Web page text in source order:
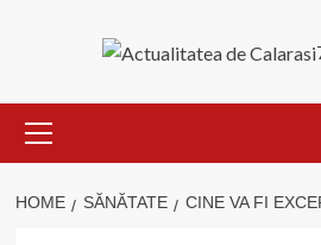
Menu
HOME SĂNĂTATE CINE VA FI